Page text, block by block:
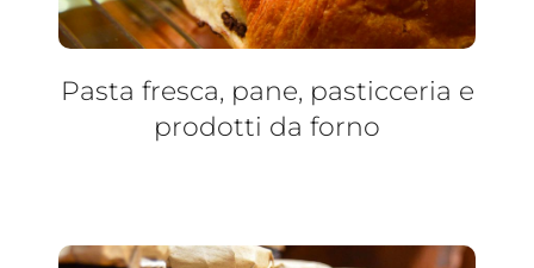
Pasta fresca, pane, pasticceria e
prodotti da forno